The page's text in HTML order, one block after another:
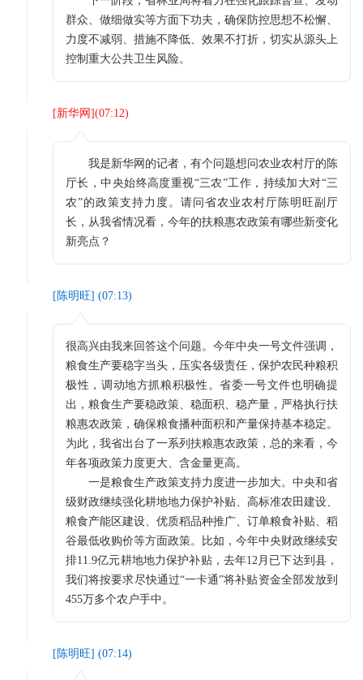
群众、做细做实等方面下功夫，确保防控思想不松懈、
力度不减弱、措施不降低、效果不打折，切实从源头上
控制重大公共卫生风险。
[新华网 ](07:12)
我是新华网的记者，有个问题想问农业农村厅的陈
厅长，中央始终高度重视“三农”工作，持续加大对“三
农”的政策支持力度。请问省农业农村厅陈明旺副厅
长，从我省情况看，今年的扶粮惠农政策有哪些新变化
新亮点？
[ 陈明旺] (07:13)
很高兴由我来回答这个问题。今年中央一号文件强调，
粮食生产要稳字当头，压实各级责任，保护农民种粮积
极性，调动地方抓粮积极性。省委一号文件也明确提
出，粮食生产要稳政策、稳面积、稳产量，严格执行扶
粮惠农政策，确保粮食播种面积和产量保持基本稳定。
为此，我省出台了一系列扶粮惠农政策，总的来看，今
年各项政策力度更大、含金量更高。
一是粮食生产政策支持力度进一步加大。中央和省
级财政继续强化耕地地力保护补贴、高标准农田建设、
粮食产能区建设、优质稻品种推广、订单粮食补贴、稻
谷最低收购价等方面政策。比如，今年中央财政继续安
排11.9亿元耕地地力保护补贴，去年12月已下达到县，
我们将按要求尽快通过“一卡通”将补贴资金全部发放到
455万多个农户手中。
[ 陈明旺] (07:14)